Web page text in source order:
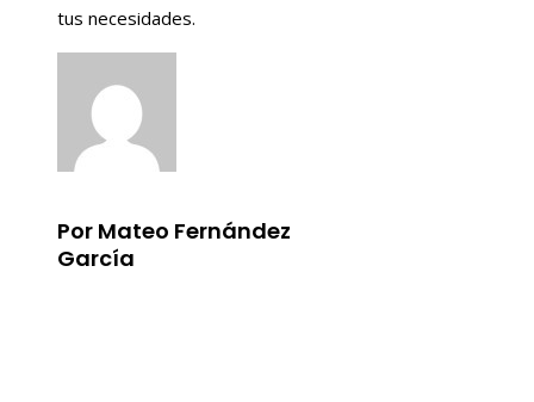
tus necesidades.
Por Mateo Fernández
García